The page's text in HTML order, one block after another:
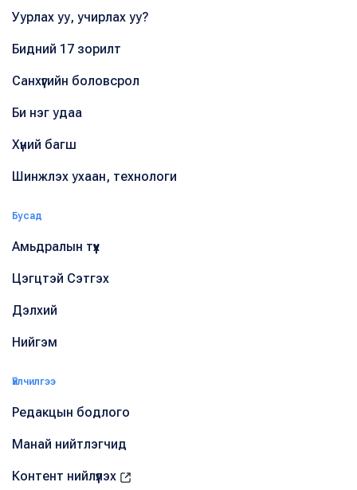
Уурлах уу, учирлах уу?
Бидний 17 зорилт
Санхүүгийн боловсрол
Би нэг удаа
Хүний багш
Шинжлэх ухаан, технологи
Бусад
Амьдралын түүх
Цэгцтэй Сэтгэх
Дэлхий
Нийгэм
Үйлчилгээ
Редакцын бодлого
Манай нийтлэгчид
Контент нийлүүлэх